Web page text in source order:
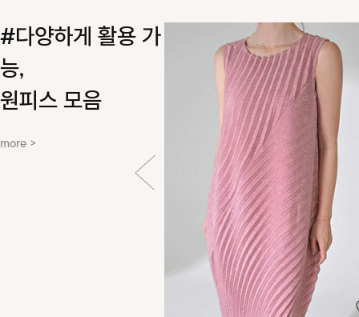
#다양하게 활용 가
능,
원피스 모음
more >